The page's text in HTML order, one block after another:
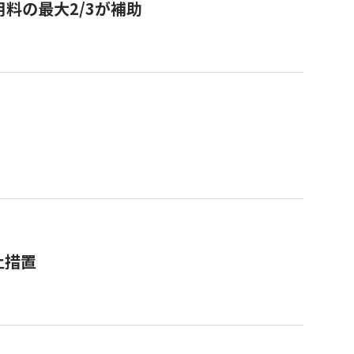
料の最大2/3が補助
措置